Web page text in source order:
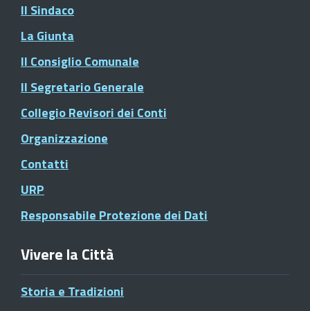
Il Sindaco
La Giunta
Il Consiglio Comunale
Il Segretario Generale
Collegio Revisori dei Conti
Organizzazione
Contatti
URP
Responsabile Protezione dei Dati
Vivere la Città
Storia e Tradizioni